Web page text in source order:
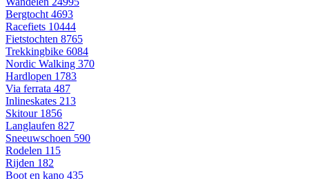
Bergtocht 4693
Racefiets 10444
Fietstochten 8765
Trekkingbike 6084
Nordic Walking 370
Hardlopen 1783
Via ferrata 487
Inlineskates 213
Skitour 1856
Langlaufen 827
Sneeuwschoen 590
Rodelen 115
Rijden 182
Boot en kano 435